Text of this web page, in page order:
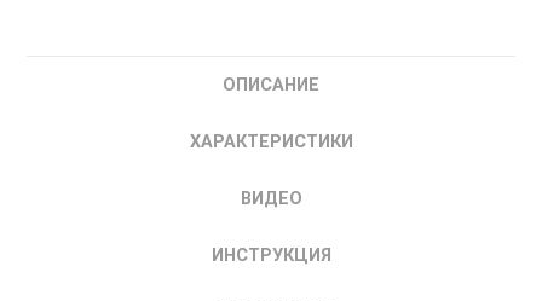
ОПИСАНИЕ
ХАРАКТЕРИСТИКИ
ВИДЕО
ИНСТРУКЦИЯ